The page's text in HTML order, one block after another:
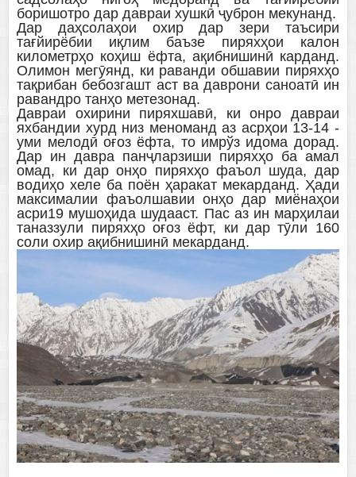
боришотро дар давраи хушкӣ ҷуброн мекунанд.
Дар даҳсолаҳои охир дар зери таъсири
тағйирёбии иқлим баъзе пиряхҳои калон
километрҳо коҳиш ёфта, ақибнишинӣ карданд.
Олимон мегӯянд, ки раванди обшавии пиряхҳо
тақрибан бебозгашт аст ва даврони саноатӣ ин
равандро танҳо метезонад.
Давраи охирини пиряхшавӣ, ки онро давраи
яхбандии хурд низ меноманд аз асрҳои 13-14 -
уми мелодӣ оғоз ёфта, то имрўз идома дорад.
Дар ин давра панҷларзиши пиряхҳо ба амал
омад, ки дар онҳо пиряхҳо фаъол шуда, дар
водиҳо хеле ба поён ҳаракат мекарданд. Ҳади
максималии фаъолшавии онҳо дар миёнаҳои
асри19 мушоҳида шудааст. Пас аз ин марҳилаи
таназзули пиряхҳо оғоз ёфт, ки дар тӯли 160
соли охир ақибнишинӣ мекарданд.